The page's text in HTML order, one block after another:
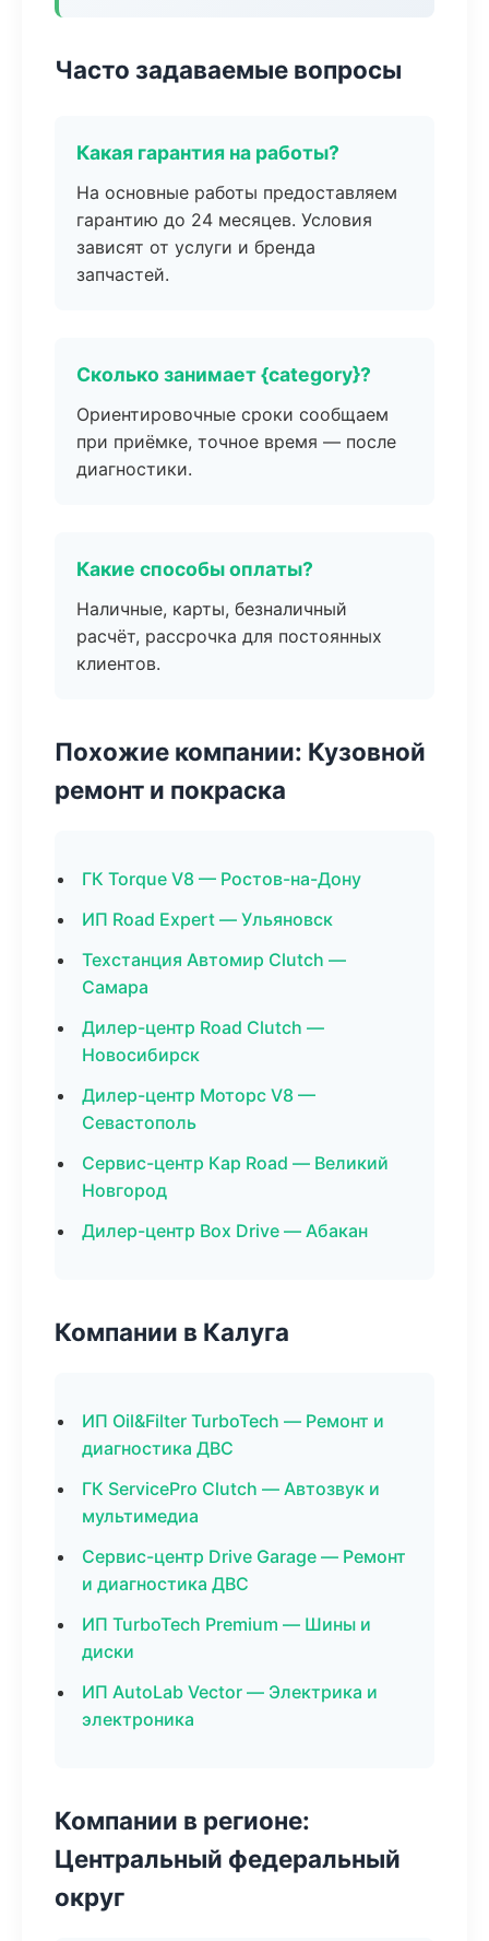
Часто задаваемые вопросы
Какая гарантия на работы?
На основные работы предоставляем
гарантию до 24 месяцев. Условия
зависят от услуги и бренда
запчастей.
Сколько занимает {category}?
Ориентировочные сроки сообщаем
при приёмке, точное время — после
диагностики.
Какие способы оплаты?
Наличные, карты, безналичный
расчёт, рассрочка для постоянных
клиентов.
Похожие компании: Кузовной
ремонт и покраска
ГК Torque V8 — Ростов-на-Дону
ИП Road Expert — Ульяновск
Техстанция Автомир Clutch —
Самара
Дилер-центр Road Clutch —
Новосибирск
Дилер-центр Моторс V8 —
Севастополь
Сервис-центр Кар Road — Великий
Новгород
Дилер-центр Box Drive — Абакан
Компании в Калуга
ИП Oil&Filter TurboTech — Ремонт и
диагностика ДВС
ГК ServicePro Clutch — Автозвук и
мультимедиа
Сервис-центр Drive Garage — Ремонт
и диагностика ДВС
ИП TurboTech Premium — Шины и
диски
ИП AutoLab Vector — Электрика и
электроника
Компании в регионе:
Центральный федеральный
округ